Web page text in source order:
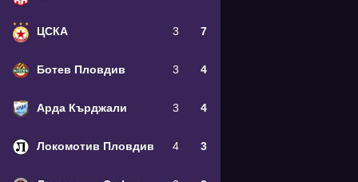
ЦСКА 3 7
Ботев Пловдив 3 4
Арда Кърджали 3 4
Локомотив Пловдив 4 3